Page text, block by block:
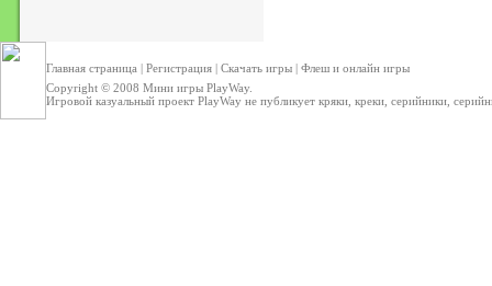
Главная страница | Регистрация | Скачать игры | Флеш и онлайн игры
Copyright © 2008 Мини игры PlayWay.
Игровой казуальный проект PlayWay не публикует кряки, креки, серийники,